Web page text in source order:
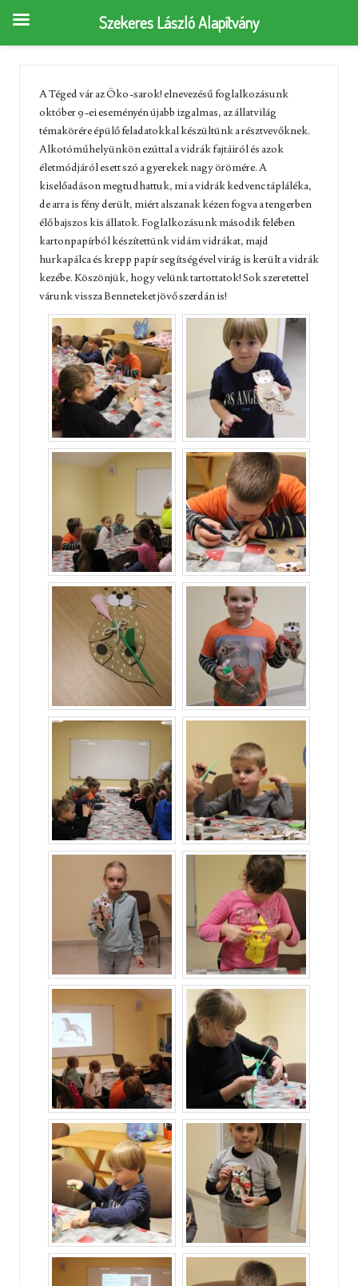
A Téged vár az Öko-sarok! elnevezésű foglalkozásunk
október 9-ei eseményén újabb izgalmas, az állatvilág
témakörére épülő feladatokkal készültünk a résztvevőknek.
Alkotóműhelyünkön ezúttal a vidrák fajtáiról és azok
életmódjáról esett szó a gyerekek nagy örömére. A
kiselőadáson megtudhattuk, mi a vidrák kedvenc tápláléka,
de arra is fény derült, miért alszanak kézen fogva a tengerben
élő bajszos kis állatok. Foglalkozásunk második felében
kartonpapírból készítettünk vidám vidrákat, majd
hurkapálca és krepp papír segítségével virág is került a vidrák
kezébe. Köszönjük, hogy velünk tartottatok! Sok szeretettel
várunk vissza Benneteket jövő szerdán is!
Szekeres László Alapítvány